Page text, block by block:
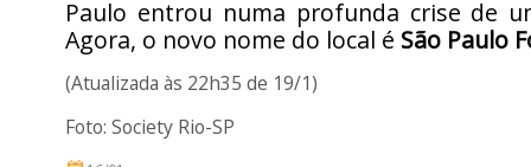
Paulo entrou numa profunda crise de
Agora, o novo nome do local é São Paulo
(Atualizada às 22h35 de 19/1)
Foto: Society Rio-SP